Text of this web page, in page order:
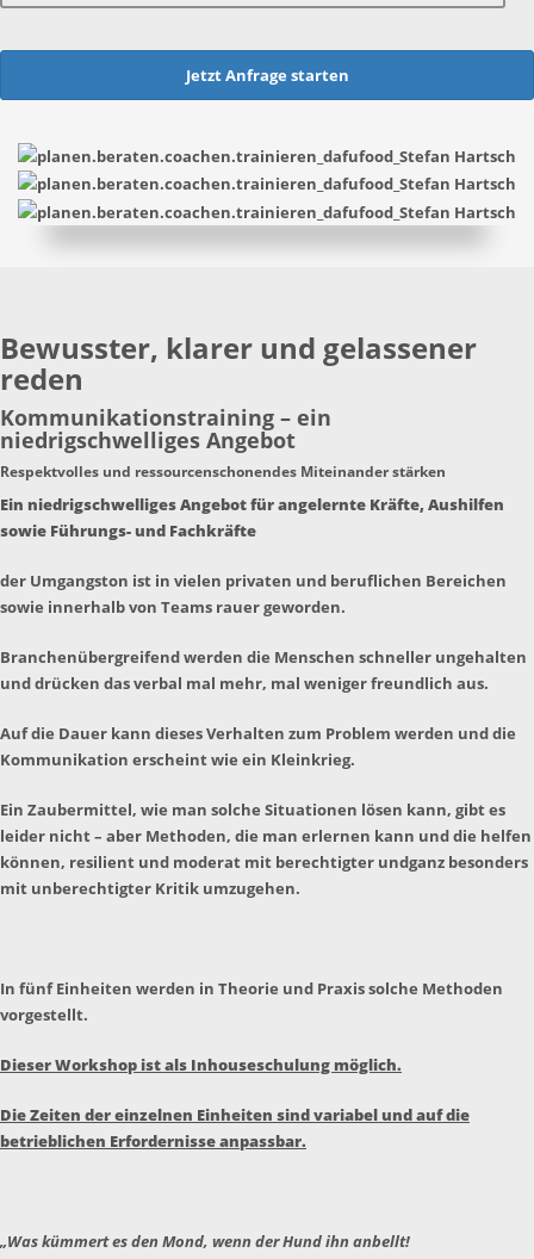
Jetzt Anfrage starten
Bewusster, klarer und gelassener
reden
Kommunikationstraining – ein
niedrigschwelliges Angebot
Respektvolles und ressourcenschonendes Miteinander stärken
Ein niedrigschwelliges Angebot für angelernte Kräfte, Aushilfen
sowie Führungs- und Fachkräfte
der Umgangston ist in vielen privaten und beruflichen Bereichen
sowie innerhalb von Teams rauer geworden.
Branchenübergreifend werden die Menschen schneller ungehalten
und drücken das verbal mal mehr, mal weniger freundlich aus.
Auf die Dauer kann dieses Verhalten zum Problem werden und die
Kommunikation erscheint wie ein Kleinkrieg.
Ein Zaubermittel, wie man solche Situationen lösen kann, gibt es
leider nicht – aber Methoden, die man erlernen kann und die helfen
können, resilient und moderat mit berechtigter undganz besonders
mit unberechtigter Kritik umzugehen.
In fünf Einheiten werden in Theorie und Praxis solche Methoden
vorgestellt.
Dieser Workshop ist als Inhouseschulung möglich.
Die Zeiten der einzelnen Einheiten sind variabel und auf die
betrieblichen Erfordernisse anpassbar.
„Was kümmert es den Mond, wenn der Hund ihn anbellt!